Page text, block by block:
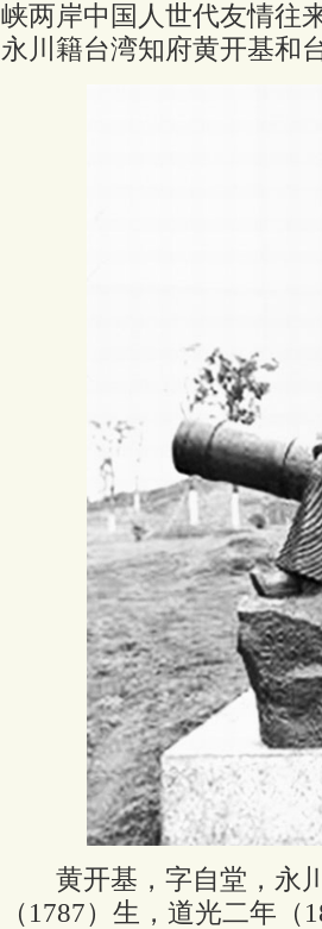
峡两岸中国人世代友情往
永川籍台湾知府黄开基和
黄开基，字自堂，永川
（1787）生，道光二年